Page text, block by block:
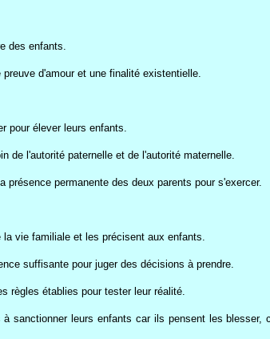
des enfants.
d'amour et une finalité existentielle.
pour élever leurs enfants.
de l'autorité paternelle et de l'autorité maternelle.
présence permanente des deux parents pour s'exercer.
vie familiale et les précisent aux enfants.
suffisante pour juger des décisions à prendre.
règles établies pour tester leur réalité.
à sanctionner leurs enfants car ils pensent les